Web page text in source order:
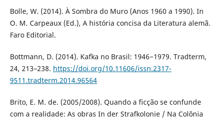
Bolle, W. (2014). À Sombra do Muro (Anos 1960 a 1990). In
O. M. Carpeaux (Ed.), A história concisa da Literatura alemã.
Faro Editorial.
Bottmann, D. (2014). Kafka no Brasil: 1946−1979. Tradterm,
24, 213–238. https://doi.org/10.11606/issn.2317-
9511.tradterm.2014.96564
Brito, E. M. de. (2005/2008). Quando a ficção se confunde
com a realidade: As obras In der Strafkolonie / Na Colônia